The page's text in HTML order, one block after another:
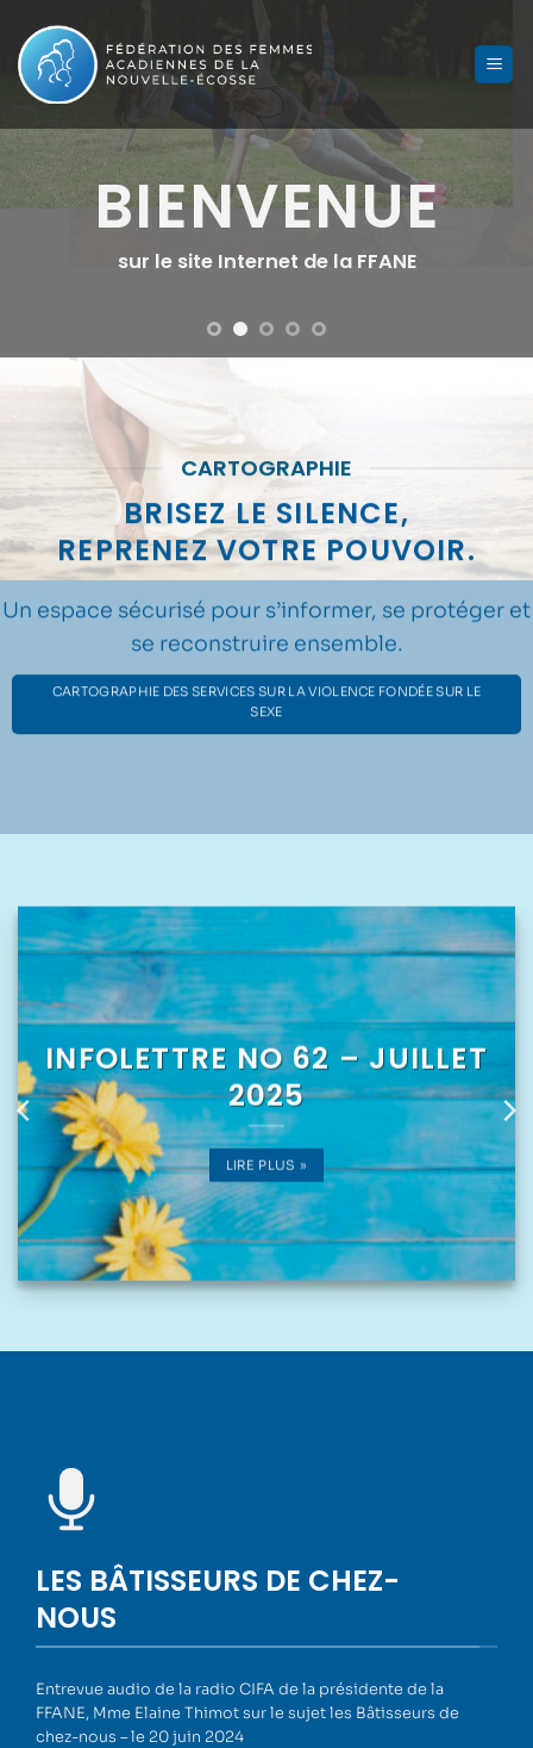
to
content
BIENVENUE
sur le site Internet de la FFANE
BIENVENUE
sur le site Internet de la FFANE
BIENVENUE
sur le site Internet de la FFANE
BIENVENUE
sur notre nouveau site Internet
BIENVENUE
sur le site Internet de la FFANE
CARTOGRAPHIE
BRISEZ LE SILENCE,
REPRENEZ VOTRE POUVOIR.
Un espace sécurisé pour s’informer, se protéger et
se reconstruire ensemble.
CARTOGRAPHIE DES SERVICES SUR LA VIOLENCE FONDÉE SUR LE
SEXE
INFOLETTRE NO 62 – JUILLET
2025
LIRE PLUS »
LES BÂTISSEURS DE CHEZ-
NOUS
Entrevue audio de la radio CIFA de la présidente de la
FFANE, Mme Elaine Thimot sur le sujet les Bâtisseurs de
chez-nous – le 20 juin 2024